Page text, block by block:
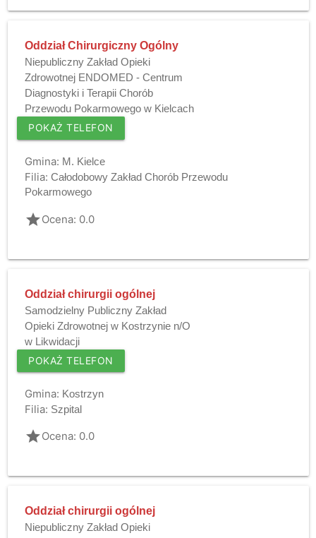
Oddział Chirurgiczny Ogólny
Niepubliczny Zakład Opieki
Zdrowotnej ENDOMED - Centrum
Diagnostyki i Terapii Chorób
Przewodu Pokarmowego w Kielcach
POKAŻ TELEFON
Gmina: M. Kielce
Filia: Całodobowy Zakład Chorób Przewodu
Pokarmowego
gradeOcena: 0.0
Oddział chirurgii ogólnej
Samodzielny Publiczny Zakład
Opieki Zdrowotnej w Kostrzynie n/O
w Likwidacji
POKAŻ TELEFON
Gmina: Kostrzyn
Filia: Szpital
gradeOcena: 0.0
Oddział chirurgii ogólnej
Niepubliczny Zakład Opieki